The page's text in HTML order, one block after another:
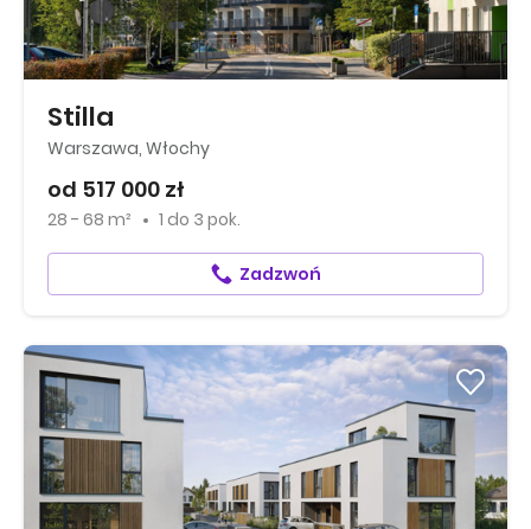
Stilla
Warszawa, Włochy
od 517 000 zł
28 - 68 m² 1 do 3 pok.
Zadzwoń